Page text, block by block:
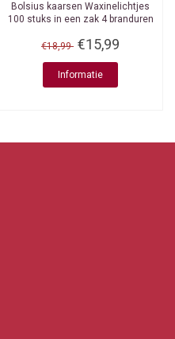
Bolsius kaarsen Waxinelichtjes
100 stuks in een zak 4 branduren
€18,99 €15,99
Informatie